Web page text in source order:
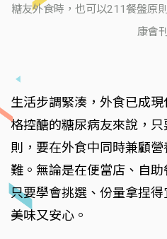
糖友外食時，也可以211餐盤原
康會刊
生活步調緊湊，外食已成
格控醣的糖尿病友來說，
則，要在外食中同時兼顧
難。無論是在便當店、自助
只要學會挑選、份量拿捏
美味又安心。